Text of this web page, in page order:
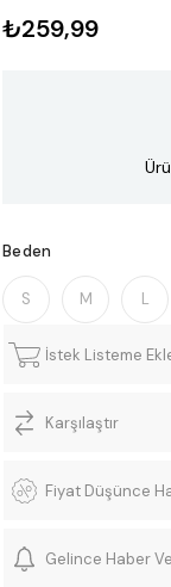
₺259,99
Beden
S M L
İstek Listeme
Karşılaştır
Fiyat Düşünce
Gelince Haber